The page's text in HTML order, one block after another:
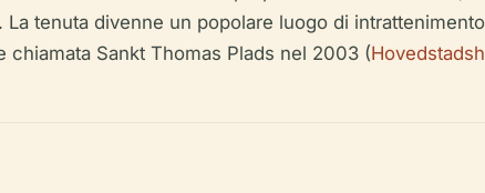
tenuta divenne un popolare luogo di
Sankt Thomas Plads nel 2003 (